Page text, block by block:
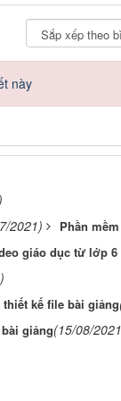
này
2021)
Phần
giáo dục từ lớp 6
kế file bài giảng
giảng(15/08/